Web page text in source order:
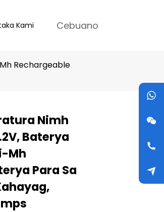
Kami Cebuano
Rechargeable
Loading...
Loading...
Nimh
Baterya
Mh
Para Sa